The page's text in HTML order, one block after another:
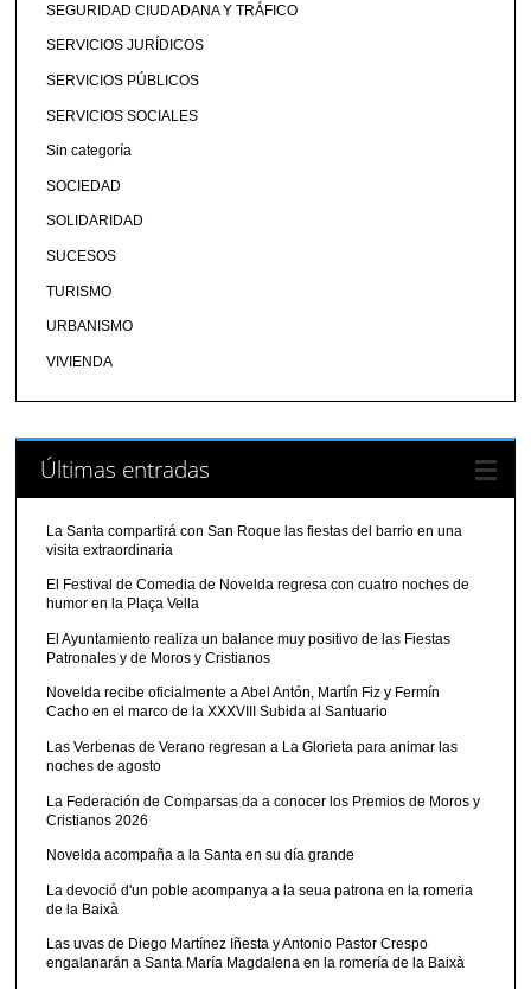
SEGURIDAD CIUDADANA Y TRÁFICO
SERVICIOS JURÍDICOS
SERVICIOS PÚBLICOS
SERVICIOS SOCIALES
Sin categoría
SOCIEDAD
SOLIDARIDAD
SUCESOS
TURISMO
URBANISMO
VIVIENDA
Últimas entradas
La Santa compartirá con San Roque las fiestas del barrio en una
visita extraordinaria
El Festival de Comedia de Novelda regresa con cuatro noches de
humor en la Plaça Vella
El Ayuntamiento realiza un balance muy positivo de las Fiestas
Patronales y de Moros y Cristianos
Novelda recibe oficialmente a Abel Antón, Martín Fiz y Fermín
Cacho en el marco de la XXXVIII Subida al Santuario
Las Verbenas de Verano regresan a La Glorieta para animar las
noches de agosto
La Federación de Comparsas da a conocer los Premios de Moros y
Cristianos 2026
Novelda acompaña a la Santa en su día grande
La devoció d'un poble acompanya a la seua patrona en la romeria
de la Baixà
Las uvas de Diego Martínez Iñesta y Antonio Pastor Crespo
engalanarán a Santa María Magdalena en la romería de la Baixà